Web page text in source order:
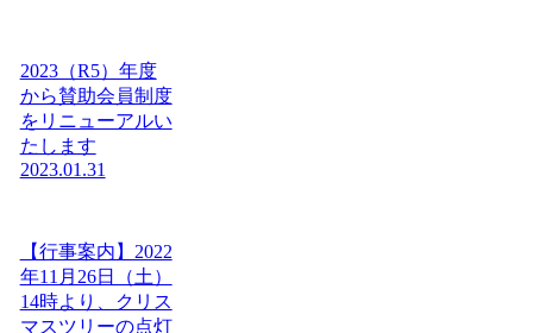
2023（R5）年度
から賛助会員制度
をリニューアルい
たします
2023.01.31
【行事案内】2022
年11月26日（土）
14時より、クリス
マスツリーの点灯